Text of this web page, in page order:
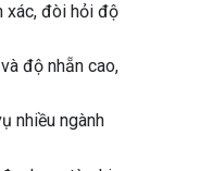
xác, đòi hỏi độ
độ nhẵn cao,
nhiều ngành